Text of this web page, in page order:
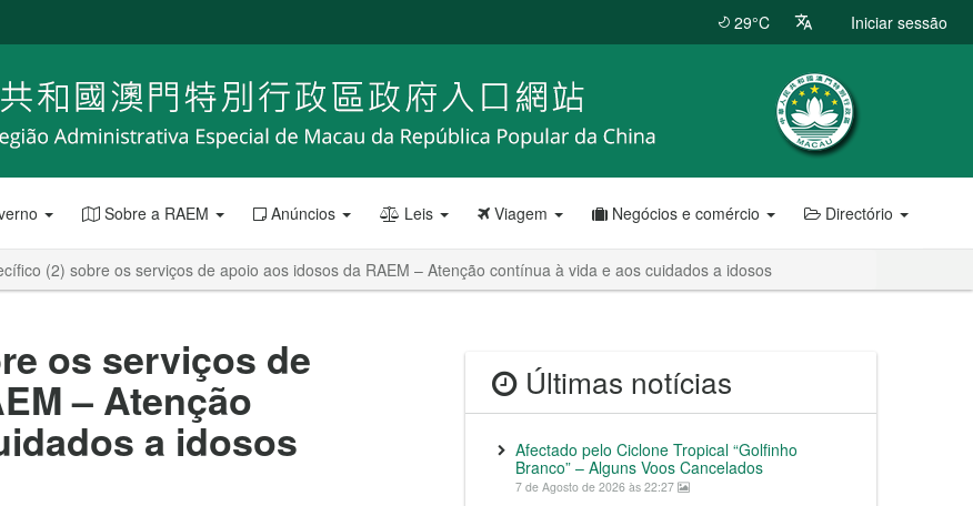
29°C Iniciar sessão
Sobre a RAEM Anúncios Leis Viagem Negócios e comércio Directório
(2) sobre os serviços de apoio aos idosos da RAEM – Atenção contínua à vida e aos cuidados a idosos
os serviços de
– Atenção
a idosos
Últimas notícias
Afectado pelo Ciclone Tropical “Golfinho
Branco” – Alguns Voos Cancelados
7 de Agosto de 2026 às 22:27